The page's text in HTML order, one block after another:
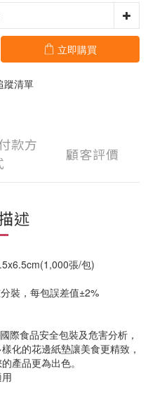
立即購買
蹤清單
款方
顧客評價
述
張/包)
裝，每包誤差值±2%
際食品安全包裝及危害分析，
化的花邊紙墊讓美食更精致，
產品更為出色。